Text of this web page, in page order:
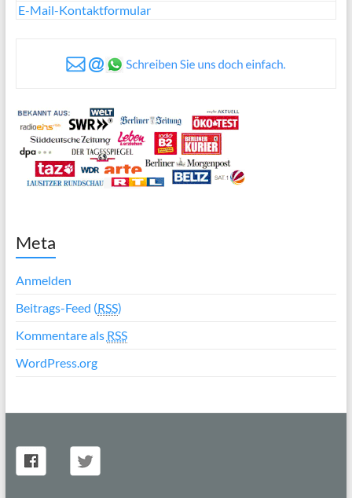
E-Mail-Kontaktformular
Meta
Anmelden
Beitrags-Feed (RSS)
Kommentare als RSS
WordPress.org